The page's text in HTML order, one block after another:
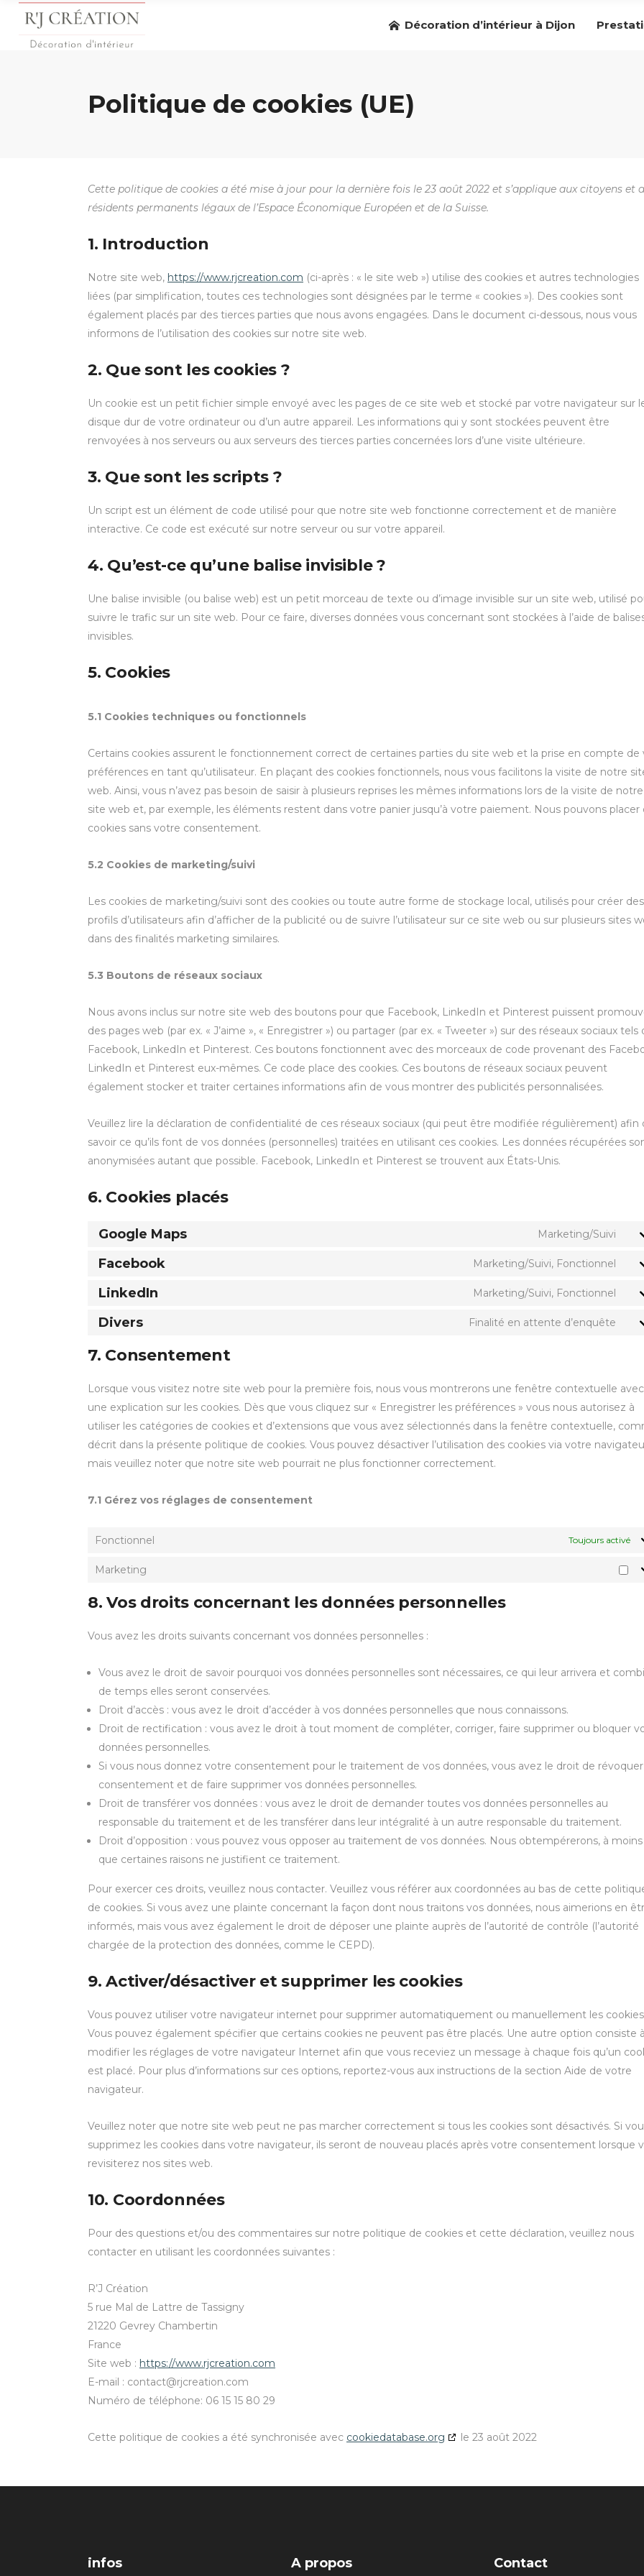
Décoration d’intérieur à Dijon
Politique de cookies (UE)
Cette politique de cookies a été mise à jour pour la dernière fois le 23 août 2022 et s’applique aux citoyens et
résidents permanents légaux de l’Espace Économique Européen et de la Suisse.
1. Introduction
Notre site web, https://www.rjcreation.com (ci-après : « le site web ») utilise des cookies et autres technologies
liées (par simplification, toutes ces technologies sont désignées par le terme « cookies »). Des cookies sont
également placés par des tierces parties que nous avons engagées. Dans le document ci-dessous, nous vous
informons de l’utilisation des cookies sur notre site web.
2. Que sont les cookies ?
Un cookie est un petit fichier simple envoyé avec les pages de ce site web et stocké par votre navigateur sur
disque dur de votre ordinateur ou d’un autre appareil. Les informations qui y sont stockées peuvent être
renvoyées à nos serveurs ou aux serveurs des tierces parties concernées lors d’une visite ultérieure.
3. Que sont les scripts ?
Un script est un élément de code utilisé pour que notre site web fonctionne correctement et de manière
interactive. Ce code est exécuté sur notre serveur ou sur votre appareil.
4. Qu’est-ce qu’une balise invisible ?
Une balise invisible (ou balise web) est un petit morceau de texte ou d’image invisible sur un site web, utilisé
suivre le trafic sur un site web. Pour ce faire, diverses données vous concernant sont stockées à l’aide de
invisibles.
5. Cookies
5.1 Cookies techniques ou fonctionnels
Certains cookies assurent le fonctionnement correct de certaines parties du site web et la prise en compte de
préférences en tant qu’utilisateur. En plaçant des cookies fonctionnels, nous vous facilitons la visite de notre
web. Ainsi, vous n’avez pas besoin de saisir à plusieurs reprises les mêmes informations lors de la visite de notre
site web et, par exemple, les éléments restent dans votre panier jusqu’à votre paiement. Nous pouvons placer
cookies sans votre consentement.
5.2 Cookies de marketing/suivi
Les cookies de marketing/suivi sont des cookies ou toute autre forme de stockage local, utilisés pour créer des
profils d’utilisateurs afin d’afficher de la publicité ou de suivre l’utilisateur sur ce site web ou sur plusieurs sites
dans des finalités marketing similaires.
5.3 Boutons de réseaux sociaux
Nous avons inclus sur notre site web des boutons pour que Facebook, LinkedIn et Pinterest puissent
des pages web (par ex. « J’aime », « Enregistrer ») ou partager (par ex. « Tweeter ») sur des réseaux sociaux tels
Facebook, LinkedIn et Pinterest. Ces boutons fonctionnent avec des morceaux de code provenant des
LinkedIn et Pinterest eux-mêmes. Ce code place des cookies. Ces boutons de réseaux sociaux peuvent
également stocker et traiter certaines informations afin de vous montrer des publicités personnalisées.
Veuillez lire la déclaration de confidentialité de ces réseaux sociaux (qui peut être modifiée régulièrement) afin
savoir ce qu’ils font de vos données (personnelles) traitées en utilisant ces cookies. Les données récupérées
anonymisées autant que possible. Facebook, LinkedIn et Pinterest se trouvent aux États-Unis.
6. Cookies placés
Google Maps Marketing/Suivi
Facebook Marketing/Suivi, Fonctionnel
LinkedIn Marketing/Suivi, Fonctionnel
Divers Finalité en attente d’enquête
7. Consentement
Lorsque vous visitez notre site web pour la première fois, nous vous montrerons une fenêtre contextuelle avec
une explication sur les cookies. Dès que vous cliquez sur « Enregistrer les préférences » vous nous autorisez à
utiliser les catégories de cookies et d’extensions que vous avez sélectionnés dans la fenêtre contextuelle,
décrit dans la présente politique de cookies. Vous pouvez désactiver l’utilisation des cookies via votre
mais veuillez noter que notre site web pourrait ne plus fonctionner correctement.
7.1 Gérez vos réglages de consentement
Fonctionnel Toujours activé
Marketing
8. Vos droits concernant les données personnelles
Vous avez les droits suivants concernant vos données personnelles :
Vous avez le droit de savoir pourquoi vos données personnelles sont nécessaires, ce qui leur arrivera et
de temps elles seront conservées.
Droit d’accès : vous avez le droit d’accéder à vos données personnelles que nous connaissons.
Droit de rectification : vous avez le droit à tout moment de compléter, corriger, faire supprimer ou bloquer
données personnelles.
Si vous nous donnez votre consentement pour le traitement de vos données, vous avez le droit de
consentement et de faire supprimer vos données personnelles.
Droit de transférer vos données : vous avez le droit de demander toutes vos données personnelles au
responsable du traitement et de les transférer dans leur intégralité à un autre responsable du traitement.
Droit d’opposition : vous pouvez vous opposer au traitement de vos données. Nous obtempérerons, à moins
que certaines raisons ne justifient ce traitement.
Pour exercer ces droits, veuillez nous contacter. Veuillez vous référer aux coordonnées au bas de cette
de cookies. Si vous avez une plainte concernant la façon dont nous traitons vos données, nous aimerions en
informés, mais vous avez également le droit de déposer une plainte auprès de l’autorité de contrôle (l’autorité
chargée de la protection des données, comme le CEPD).
9. Activer/désactiver et supprimer les cookies
Vous pouvez utiliser votre navigateur internet pour supprimer automatiquement ou manuellement les
Vous pouvez également spécifier que certains cookies ne peuvent pas être placés. Une autre option consiste à
modifier les réglages de votre navigateur Internet afin que vous receviez un message à chaque fois qu’un
est placé. Pour plus d’informations sur ces options, reportez-vous aux instructions de la section Aide de votre
navigateur.
Veuillez noter que notre site web peut ne pas marcher correctement si tous les cookies sont désactivés. Si
supprimez les cookies dans votre navigateur, ils seront de nouveau placés après votre consentement lorsque
revisiterez nos sites web.
10. Coordonnées
Pour des questions et/ou des commentaires sur notre politique de cookies et cette déclaration, veuillez nous
contacter en utilisant les coordonnées suivantes :
R’J Création
5 rue Mal de Lattre de Tassigny
21220 Gevrey Chambertin
France
Site web : https://www.rjcreation.com
E-mail : moc.noitaercjr@tcatnoc
Numéro de téléphone: 06 15 15 80 29
Cette politique de cookies a été synchronisée avec cookiedatabase.org le 23 août 2022
infos A propos Contact